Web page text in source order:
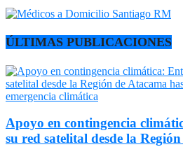
ÚLTIMAS PUBLICACIONES
Apoyo en contingencia
su red satelital desde la